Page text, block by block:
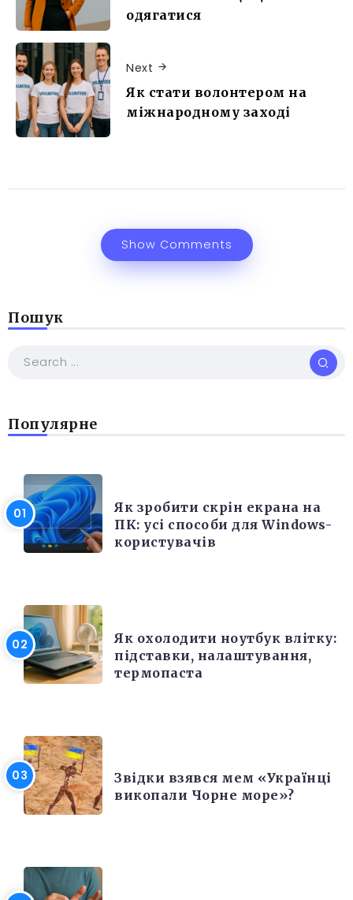
одягатися
Next
Як стати волонтером на
міжнародному заході
Show Comments
Пошук
Популярне
Як зробити скрін екрана на
ПК: усі способи для Windows-
користувачів
Як охолодити ноутбук влітку:
підставки, налаштування,
термопаста
Звідки взявся мем «Українці
викопали Чорне море»?